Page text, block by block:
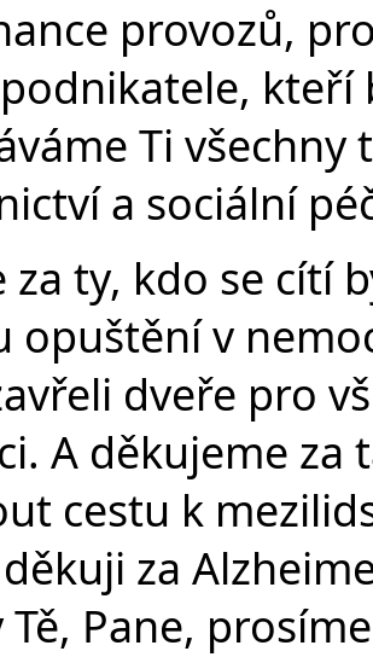
provozů,
kteří
Ti
a sociální
za ty, kdo se cítí
opuštění v
dveře pro
A děkujeme za
cestu k
za
Pane,